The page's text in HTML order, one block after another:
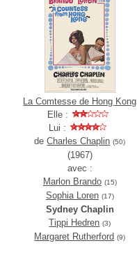
La Comtesse de Hong Kong
Elle :
Lui :
deCharles Chaplin (50)
(1967)
avec :
Marlon Brando (15)
Sophia Loren (17)
Sydney Chaplin
Tippi Hedren (3)
Margaret Rutherford (9)